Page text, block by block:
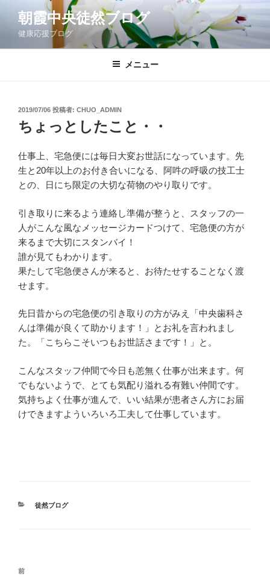
ン
朝霞中央徒然ブログ
健康応援ブログ
メニュー
投
稿
日:
2019/07/06 投稿者: CHUO_ADMIN
ちょっとしたこと・・
仕事上、宅急便には毎日大変お世話になっています。先
生と20年以上のお付き合いになる、阿吽の呼吸の技工士
との、日にち限定の大切な荷物のやり取りです。
引き取りに来るよう連絡し準備が整うと、スタッフの一
人がこんな風なメッセージカードつけて、宅急便の方が
来るまで大切にスタンバイ！
誰が見てもわかります。
果たして宅急便さんが来ると、お待たせすることなく渡
せます。
先日昔からの宅急便の引き取りの方がみえ「中央歯科さ
んは準備が良くて助かります！」とお礼を言われまし
た。「こちらこそいつもお世話さまです！」と。
こんなスタッフ仲間で今日も恙無く仕事が出来ます。何
でもないようで、とても気配り溢れる有難い仲間です。
気持ちよく仕事が進んで、いい結果が患者さん方にお届
けできますよういろいろ工夫して仕事しています。
カ
徒然ブログ
投
前
前